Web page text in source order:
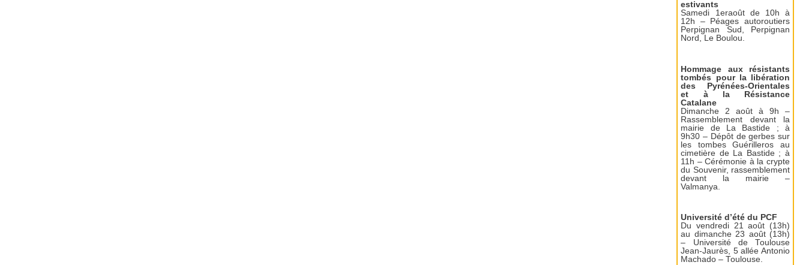
estivants
Samedi 1eraoût de 10h à
12h – Péages autoroutiers
Perpignan Sud, Perpignan
Nord, Le Boulou.
Hommage aux résistants
tombés pour la libération
des Pyrénées-Orientales
et à la Résistance
Catalane
Dimanche 2 août à 9h –
Rassemblement devant la
mairie de La Bastide ; à
9h30 – Dépôt de gerbes sur
les tombes Guérilleros au
cimetière de La Bastide ; à
11h – Cérémonie à la crypte
du Souvenir, rassemblement
devant la mairie –
Valmanya.
Université d’été du PCF
Du vendredi 21 août (13h)
au dimanche 23 août (13h)
– Université de Toulouse
Jean-Jaurès, 5 allée Antonio
Machado – Toulouse.